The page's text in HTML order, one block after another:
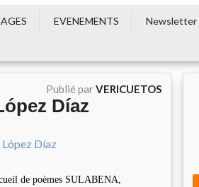
EVENEMENTS
Newsletter
Publié parVERICUETOS
Díaz
de poèmes SULABENA,